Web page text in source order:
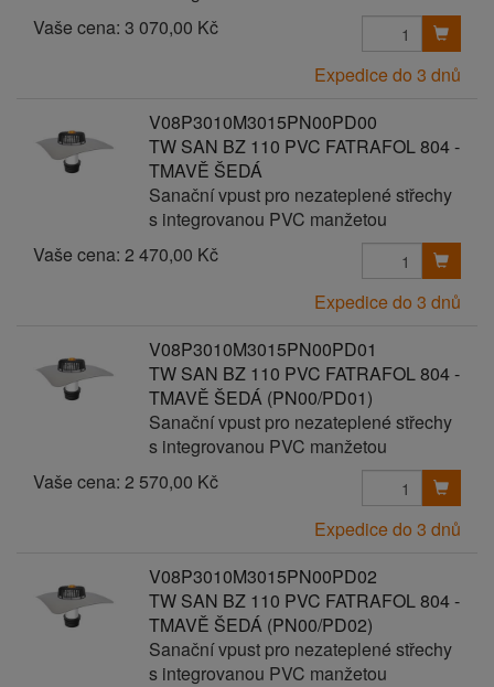
Vaše cena: 3 070,00 Kč
Expedice do 3 dnů
V08P3010M3015PN00PD00
TW SAN BZ 110 PVC FATRAFOL 804 -
TMAVĚ ŠEDÁ
Sanační vpust pro nezateplené střechy
s integrovanou PVC manžetou
Vaše cena: 2 470,00 Kč
Expedice do 3 dnů
V08P3010M3015PN00PD01
TW SAN BZ 110 PVC FATRAFOL 804 -
TMAVĚ ŠEDÁ (PN00/PD01)
Sanační vpust pro nezateplené střechy
s integrovanou PVC manžetou
Vaše cena: 2 570,00 Kč
Expedice do 3 dnů
V08P3010M3015PN00PD02
TW SAN BZ 110 PVC FATRAFOL 804 -
TMAVĚ ŠEDÁ (PN00/PD02)
Sanační vpust pro nezateplené střechy
s integrovanou PVC manžetou